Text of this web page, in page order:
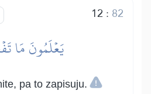
12 : 82
يَعۡلَمُونَ مَا
pa to zapisuju.